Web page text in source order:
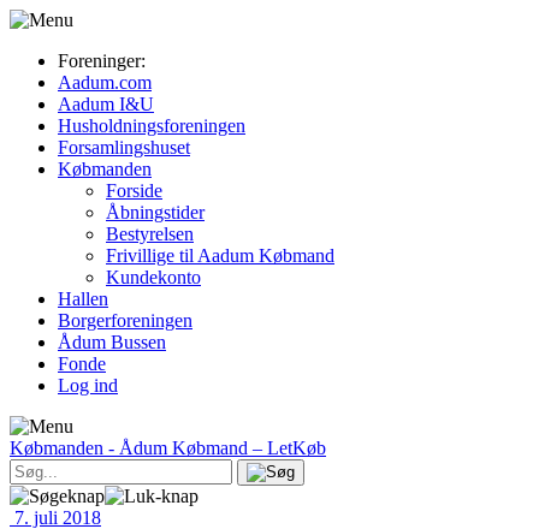
Foreninger:
Aadum.com
Aadum I&U
Husholdningsforeningen
Forsamlingshuset
Købmanden
Forside
Åbningstider
Bestyrelsen
Frivillige til Aadum Købmand
Kundekonto
Hallen
Borgerforeningen
Ådum Bussen
Fonde
Log ind
Købmanden - Ådum Købmand – LetKøb
7. juli 2018